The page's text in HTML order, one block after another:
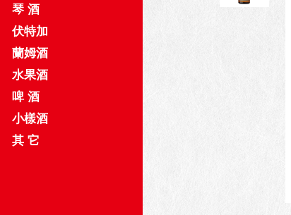
琴 酒
伏特加
蘭姆酒
水果酒
啤 酒
小樣酒
其 它